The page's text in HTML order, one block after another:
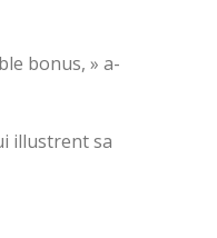
bonus, » a-
illustrent sa